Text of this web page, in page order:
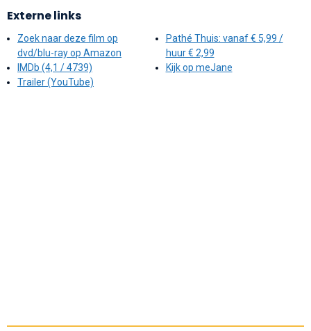
Externe links
Zoek naar deze film op
dvd/blu-ray op Amazon
IMDb (4,1 / 4739)
Trailer (YouTube)
Pathé Thuis: vanaf € 5,99 /
huur € 2,99
Kijk op meJane